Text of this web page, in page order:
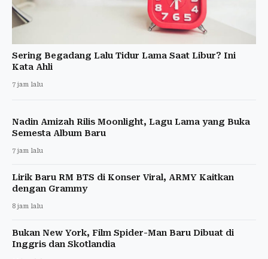
Sering Begadang Lalu Tidur Lama Saat Libur? Ini
Kata Ahli
7 jam lalu
Nadin Amizah Rilis Moonlight, Lagu Lama yang Buka
Semesta Album Baru
7 jam lalu
Lirik Baru RM BTS di Konser Viral, ARMY Kaitkan
dengan Grammy
8 jam lalu
Bukan New York, Film Spider-Man Baru Dibuat di
Inggris dan Skotlandia